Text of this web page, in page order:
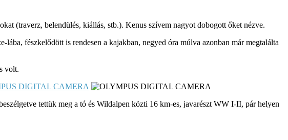
(traverz, belendülés, kiállás, stb.). Kenus szívem nagyot dobogott őket nézve.
fészkelődött is rendesen a kajakban, negyed óra múlva azonban már megtalálta
volt.
tettük meg a tó és Wildalpen közti 16 km-es, javarészt WW I-II, pár helyen